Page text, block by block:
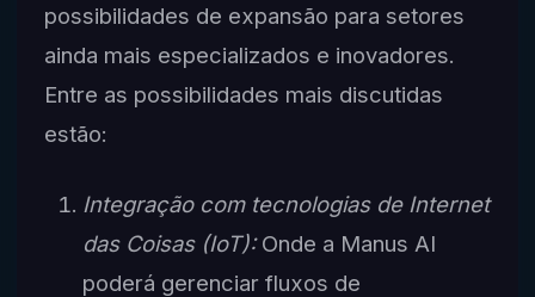
possibilidades de expansão para setores
ainda mais especializados e inovadores.
Entre as possibilidades mais discutidas
estão:
Integração com tecnologias de Internet
das Coisas (IoT):Onde a Manus AI
poderá gerenciar fluxos de